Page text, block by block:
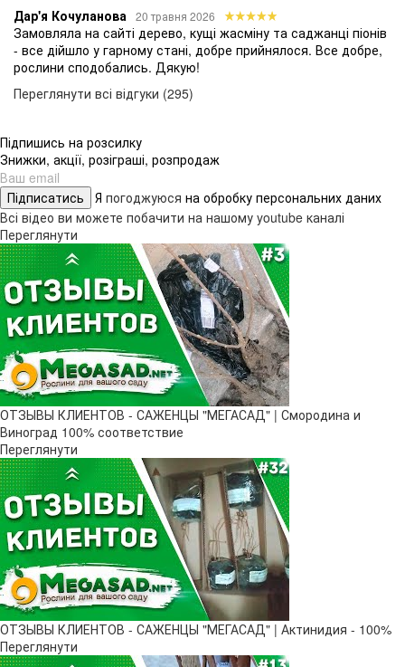
Дар'я Кочуланова 20 травня 2026
Замовляла на сайті дерево, кущі жасміну та саджанці піонів
- все дійшло у гарному стані, добре прийнялося. Все добре,
рослини сподобались. Дякую!
Переглянути всі відгуки (295)
Підпишись на розсилку
Знижки, акції, розіграші, розпродаж
Підписатись Я погоджуюся на обробку персональних даних
Всі відео ви можете побачити на нашому youtube каналі
Переглянути
ОТЗЫВЫ КЛИЕНТОВ - САЖЕНЦЫ "МЕГАСАД" | Смородина и
Виноград 100% соответствие
Переглянути
ОТЗЫВЫ КЛИЕНТОВ - САЖЕНЦЫ "МЕГАСАД" | Актинидия - 100%
Переглянути